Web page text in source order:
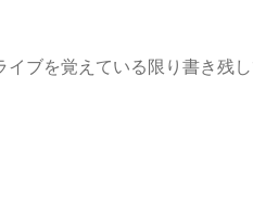
ブを覚えている限り書き残